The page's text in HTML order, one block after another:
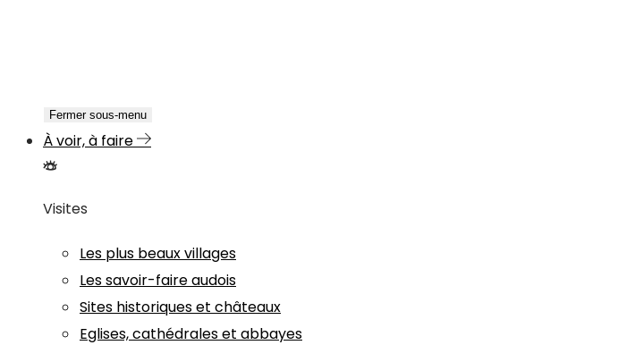
Fermer sous-menu
À voir, à faire
Visites
Les plus beaux villages
Les savoir-faire audois
Sites historiques et châteaux
Eglises, cathédrales et abbayes